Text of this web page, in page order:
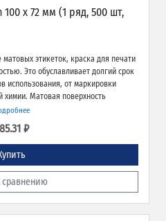
х 72 мм (1 ряд, 500 шт,
этикеток, краска для печати
Это обуславливает долгий срок
использования, от маркировки
Матовая поверхность
печати и широкие возможности
₽
сравнению